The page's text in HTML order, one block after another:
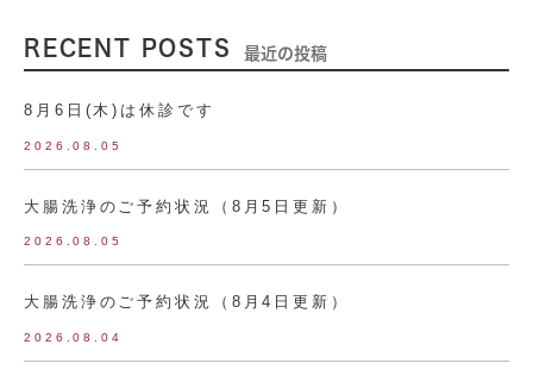
RECENT POSTS 最近の投稿
8月6日(木)は休診です
2026.08.05
大腸洗浄のご予約状況（8月5日更新）
2026.08.05
大腸洗浄のご予約状況（8月4日更新）
2026.08.04